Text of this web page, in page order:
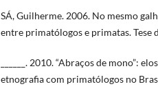
SÁ, Guilherme. 2006. No mesmo
entre primatólogos e primatas. Tese
______. 2010. “Abraços de mono”:
etnografia com primatólogos no